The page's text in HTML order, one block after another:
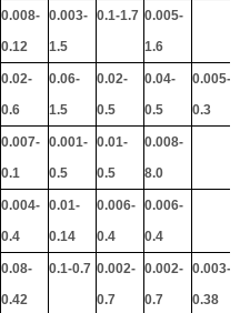
0.008-
0.12
0.003-
1.5
0.1-1.7 0.005-
1.6
0.02-
0.6
0.06-
1.5
0.02-
0.5
0.04-
0.5
0.005-
0.3
0.007-
0.1
0.001-
0.5
0.01-
0.5
0.008-
8.0
0.004-
0.4
0.01-
0.14
0.006-
0.4
0.006-
0.4
0.08-
0.42
0.1-0.7 0.002-
0.7
0.002-
0.7
0.003-
0.38